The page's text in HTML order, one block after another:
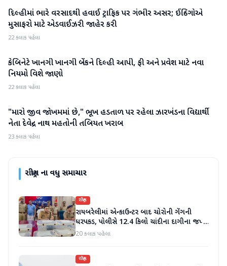
રાષ્ટ્રીય
દિલ્હીમાં ભારે વરસાદથી હવાઈ ટ્રાફિક પર ગંભીર અસર; ઈન્ડિગોએ
મુસાફરો માટે એડવાઈઝરી જાહેર કરી
22 કલાક પહેલા
રાષ્ટ્રીય
કેબિનેટે ખાનગી ખાનગી બેંકને દિલ્હી આપી, ફી અને પ્રવેશ માટે નવા
નિયમો વિશે જાણો
22 કલાક પહેલા
રાષ્ટ્રીય
"મારો જીવ જોખમમાં છે," ભૂખ હડતાળ પર રહેલા ઝારખંડના વિદ્યાર્થી
નેતા દેવેન્દ્ર નાથ મહતોની તબિયત ખરાબ
23 કલાક પહેલા
રાષ્ટ્રીયના વધુ સમાચાર
રાષ્ટ્રીય
રાયબરેલીમાં એન્કાઉન્ટર બાદ ચોરોની ગેંગની
ધરપકડ, પોલીસે 12.4 કિલો ચાંદીના દાગીના જપ્ત
કર્યા
20 કલાક પહેલા
રાષ્ટ્રીય